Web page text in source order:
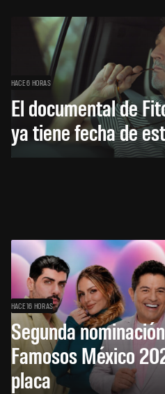
HACE 6 HORAS
El documental de
ya tiene fecha de
HACE 16 HORAS
Segunda
Famosos México
placa